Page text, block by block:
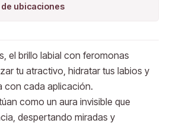
ubicaciones
el brillo labial con feromonas
tu atractivo, hidratar tus labios y
con cada aplicación.
como un aura invisible que
despertando miradas y